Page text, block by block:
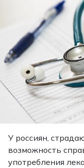
У россиян,
возможность
употребления